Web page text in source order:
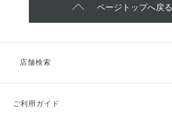
ページトップへ戻る
店舗検索
ご利用ガイド